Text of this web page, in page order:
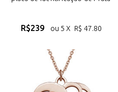
R$239 ou 5 X R$ 47.80